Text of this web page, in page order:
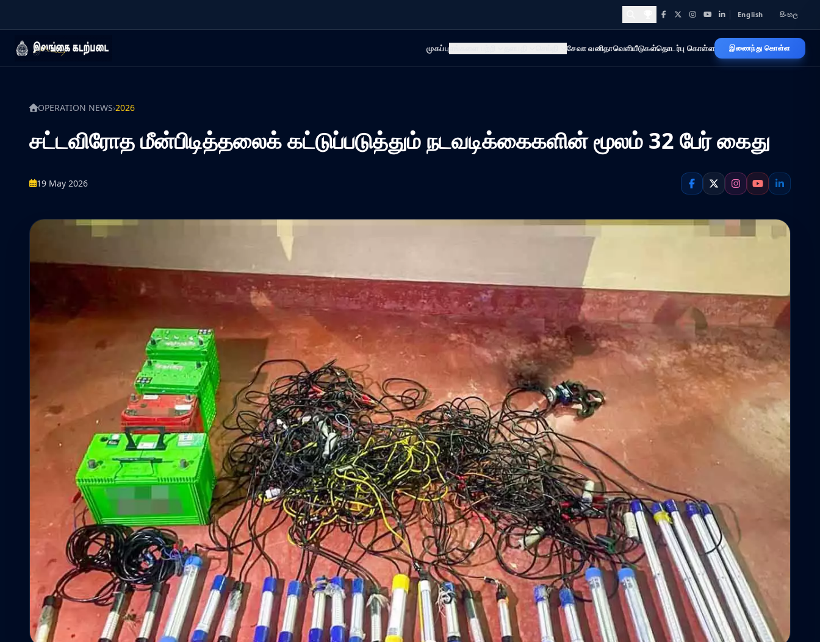
Awards and Achievements
Facebook
X Instagram
YouTubeLinkedInEnglish සිංහල
முகப்புஎங்களை பற்றி சேவா வனிதாவெளியீடுகள்தொடர்பு கொள்ள இணைந்து கொள்ள
OPERATION NEWS›2026
சட்டவிரோத மீன்பிடித்தலைக் கட்டுப்படுத்தும் நடவடிக்கைகளின் மூலம் 32 பேர் கைது
19 May 2026